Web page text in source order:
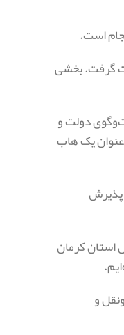
است.
گرفت. بخشی
دولت و
یک هاب
پذیرش
استان کرمان
و